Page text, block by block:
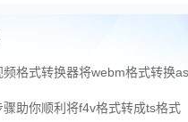
频格式转换器将webm格式转换
骤助你顺利将f4v格式转成ts格式